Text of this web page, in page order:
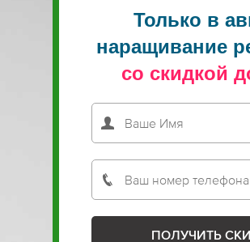
Только в
наращивание
со скидкой